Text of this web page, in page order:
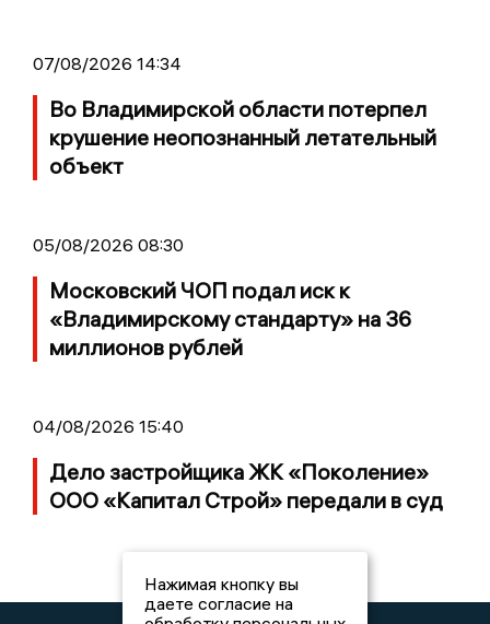
07/08/2026 14:34
Во Владимирской области потерпел
крушение неопознанный летательный
объект
05/08/2026 08:30
Московский ЧОП подал иск к
«Владимирскому стандарту» на 36
миллионов рублей
04/08/2026 15:40
Дело застройщика ЖК «Поколение»
ООО «Капитал Строй» передали в суд
Нажимая кнопку вы
даете согласие на